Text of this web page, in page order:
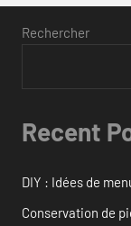
Rechercher
Recent
DIY : Idées de
Conservation de